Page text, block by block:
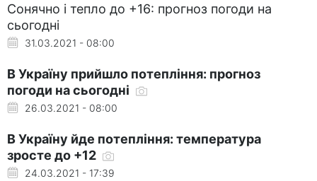
Сонячно і тепло до +16: прогноз погоди на
сьогодні
31.03.2021 - 08:00
В Україну прийшло потепління: прогноз
погоди на сьогодні
26.03.2021 - 08:00
В Україну йде потепління: температура
зросте до +12
24.03.2021 - 17:39